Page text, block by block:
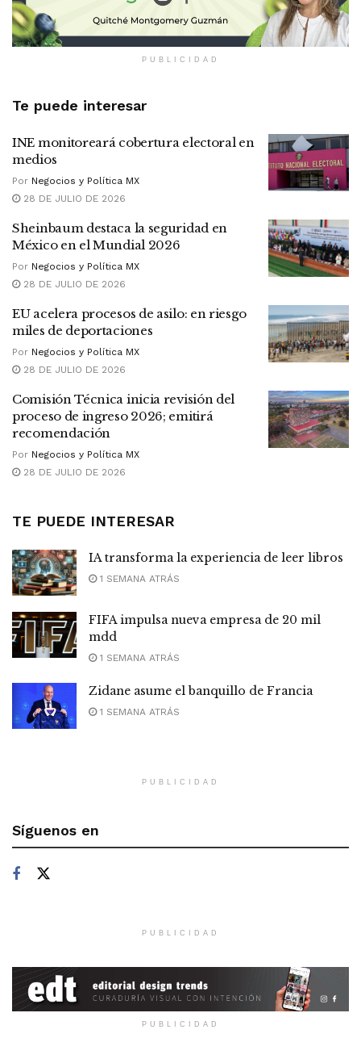
PUBLICIDAD
Te puede interesar
INE monitoreará cobertura electoral en
medios
Por Negocios y Política MX
28 DE JULIO DE 2026
Sheinbaum destaca la seguridad en
México en el Mundial 2026
Por Negocios y Política MX
28 DE JULIO DE 2026
EU acelera procesos de asilo: en riesgo
miles de deportaciones
Por Negocios y Política MX
28 DE JULIO DE 2026
Comisión Técnica inicia revisión del
proceso de ingreso 2026; emitirá
recomendación
Por Negocios y Política MX
28 DE JULIO DE 2026
TE PUEDE INTERESAR
IA transforma la experiencia de leer libros
1 SEMANA ATRÁS
FIFA impulsa nueva empresa de 20 mil
mdd
1 SEMANA ATRÁS
Zidane asume el banquillo de Francia
1 SEMANA ATRÁS
PUBLICIDAD
Síguenos en
PUBLICIDAD
PUBLICIDAD